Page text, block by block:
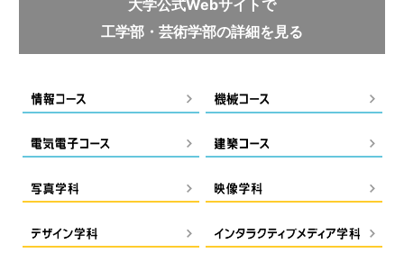
大学公式Webサイトで
工学部・芸術学部の詳細を見る